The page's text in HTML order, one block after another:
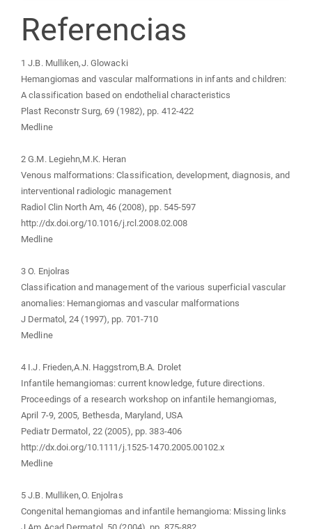
Referencias
1 J.B. Mulliken,J. Glowacki
Hemangiomas and vascular malformations in infants and children:
A classification based on endothelial characteristics
Plast Reconstr Surg, 69 (1982), pp. 412-422
Medline
2 G.M. Legiehn,M.K. Heran
Venous malformations: Classification, development, diagnosis, and
interventional radiologic management
Radiol Clin North Am, 46 (2008), pp. 545-597
http://dx.doi.org/10.1016/j.rcl.2008.02.008
Medline
3 O. Enjolras
Classification and management of the various superficial vascular
anomalies: Hemangiomas and vascular malformations
J Dermatol, 24 (1997), pp. 701-710
Medline
4 I.J. Frieden,A.N. Haggstrom,B.A. Drolet
Infantile hemangiomas: current knowledge, future directions.
Proceedings of a research workshop on infantile hemangiomas,
April 7-9, 2005, Bethesda, Maryland, USA
Pediatr Dermatol, 22 (2005), pp. 383-406
http://dx.doi.org/10.1111/j.1525-1470.2005.00102.x
Medline
5 J.B. Mulliken,O. Enjolras
Congenital hemangiomas and infantile hemangioma: Missing links